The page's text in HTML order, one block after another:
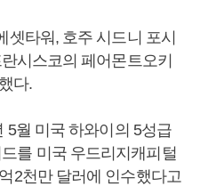
셋타워, 호주 시드니 포시
시스코의 페어몬트오키
다.
5월 미국 하와이의 5성급
를 미국 우드리지캐피털
2천만 달러에 인수했다고